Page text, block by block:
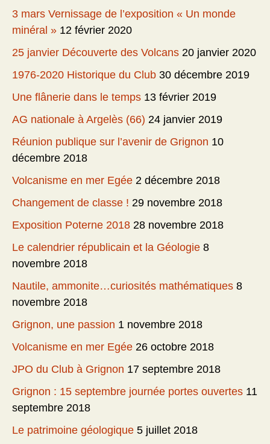
3 mars Vernissage de l’exposition « Un monde
minéral » 12 février 2020
25 janvier Découverte des Volcans 20 janvier 2020
1976-2020 Historique du Club 30 décembre 2019
Une flânerie dans le temps 13 février 2019
AG nationale à Argelès (66) 24 janvier 2019
Réunion publique sur l’avenir de Grignon 10
décembre 2018
Volcanisme en mer Egée 2 décembre 2018
Changement de classe ! 29 novembre 2018
Exposition Poterne 2018 28 novembre 2018
Le calendrier républicain et la Géologie 8
novembre 2018
Nautile, ammonite…curiosités mathématiques 8
novembre 2018
Grignon, une passion 1 novembre 2018
Volcanisme en mer Egée 26 octobre 2018
JPO du Club à Grignon 17 septembre 2018
Grignon : 15 septembre journée portes ouvertes 11
septembre 2018
Le patrimoine géologique 5 juillet 2018